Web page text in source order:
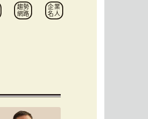
趨勢
網路
企業
名人